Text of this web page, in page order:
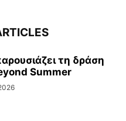
τη δράση
Summer